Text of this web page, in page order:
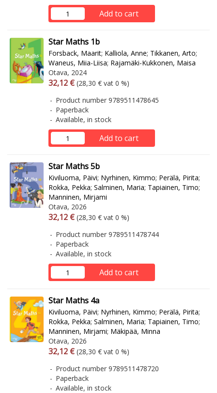
Add to cart
Star Maths 1b
Forsback, Maarit; Kalliola, Anne; Tikkanen, Arto;
Waneus, Miia-Liisa; Rajamäki-Kukkonen, Maisa
Otava, 2024
Arvonlisäverollinen hinta
32,12 € Excl. vat
(28,30 € vat 0 %)
Product number 9789511478645
Paperback
Available, in stock
Add to cart
Star Maths 5b
Kiviluoma, Päivi; Nyrhinen, Kimmo; Perälä, Pirita;
Rokka, Pekka; Salminen, Maria; Tapiainen, Timo;
Manninen, Mirjami
Otava, 2026
Arvonlisäverollinen hinta
32,12 € Excl. vat
(28,30 € vat 0 %)
Product number 9789511478744
Paperback
Available, in stock
Add to cart
Star Maths 4a
Kiviluoma, Päivi; Nyrhinen, Kimmo; Perälä, Pirita;
Rokka, Pekka; Salminen, Maria; Tapiainen, Timo;
Manninen, Mirjami; Mäkipää, Minna
Otava, 2026
Arvonlisäverollinen hinta
32,12 € Excl. vat
(28,30 € vat 0 %)
Product number 9789511478720
Paperback
Available, in stock